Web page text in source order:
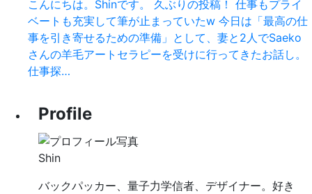
こんにちは。Shinです。 久ぶりの投稿！ 仕事もプライ
ベートも充実して筆が止まっていたw 今日は「最高の仕
事を引き寄せるための準備」として、妻と2人でSaeko
さんの羊毛アートセラピーを受けに行ってきたお話し。
仕事探…
Profile
Shin
バックパッカー、量子力学信者、デザイナー。好き